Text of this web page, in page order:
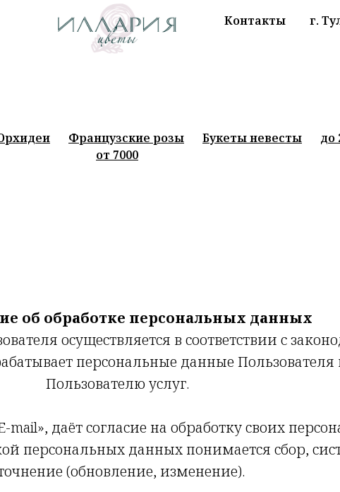
Контакты
г.
Французские розы Букеты невесты до
от 7000
об обработке персональных данных
осуществляется в соответствии с
персональные данные Пользователя
Пользователю услуг.
даёт согласие на обработку своих
персональных данных понимается сбор,
(обновление, изменение).